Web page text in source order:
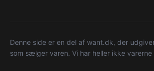
Denne side er en del af want.dk, der
som sælger varen. Vi har heller ikke varerne